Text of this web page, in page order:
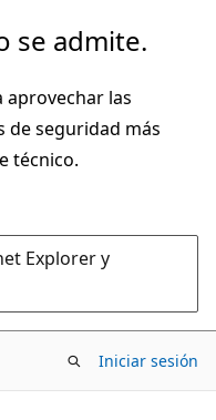
se admite.
aprovechar las
de seguridad más
técnico.
Explorer y
Iniciar sesión